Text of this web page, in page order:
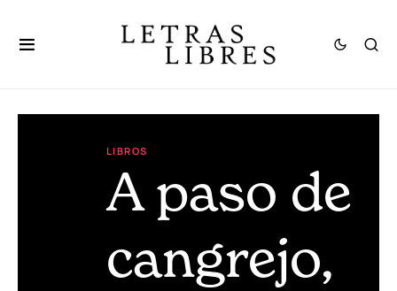
LIBROS
A paso de
cangrejo,